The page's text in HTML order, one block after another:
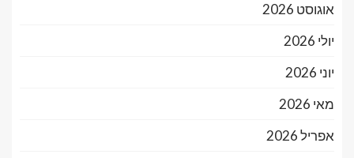
אוגוסט 2026
יולי 2026
יוני 2026
מאי 2026
אפריל 2026